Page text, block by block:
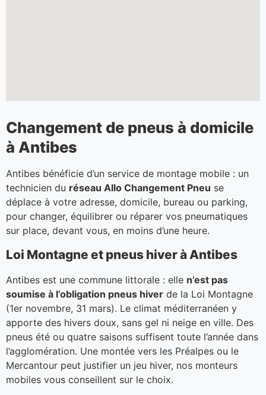
Changement de pneus à domicile
à Antibes
Antibes bénéficie d’un service de montage mobile : un
technicien du réseau Allo Changement Pneu se
déplace à votre adresse, domicile, bureau ou parking,
pour changer, équilibrer ou réparer vos pneumatiques
sur place, devant vous, en moins d’une heure.
Loi Montagne et pneus hiver à Antibes
Antibes est une commune littorale : elle n’est pas
soumise à l’obligation pneus hiver de la Loi Montagne
(1er novembre, 31 mars). Le climat méditerranéen y
apporte des hivers doux, sans gel ni neige en ville. Des
pneus été ou quatre saisons suffisent toute l’année dans
l’agglomération. Une montée vers les Préalpes ou le
Mercantour peut justifier un jeu hiver, nos monteurs
mobiles vous conseillent sur le choix.